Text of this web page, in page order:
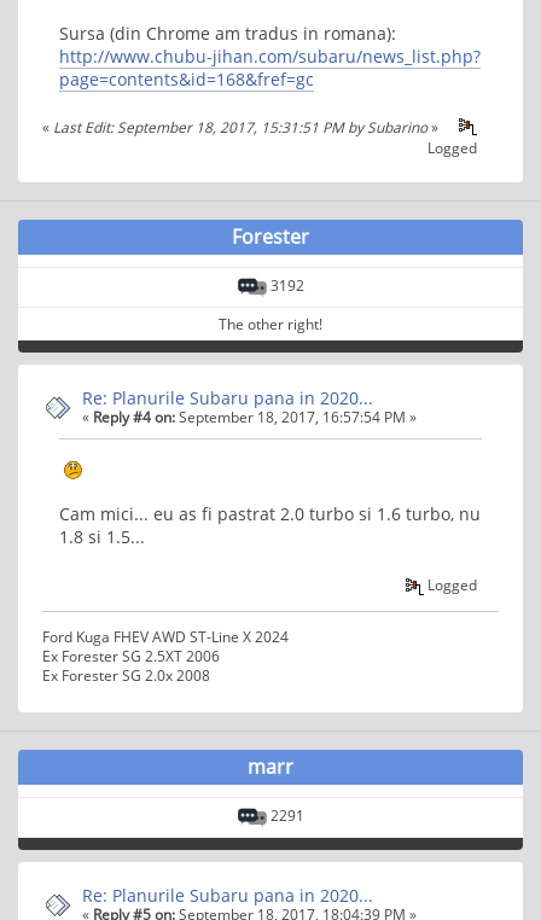
Sursa (din Chrome am tradus in romana):
http://www.chubu-jihan.com/subaru/news_list.php?
page=contents&id=168&fref=gc
« Last Edit: September 18, 2017, 15:31:51 PM by Subarino»
Logged
Forester
3192
The other right!
Re: Planurile Subaru pana in 2020...
« Reply #4 on:September 18, 2017, 16:57:54 PM »
Cam mici... eu as fi pastrat 2.0 turbo si 1.6 turbo, nu
1.8 si 1.5...
Logged
Ford Kuga FHEV AWD ST-Line X 2024
Ex Forester SG 2.5XT 2006
Ex Forester SG 2.0x 2008
marr
2291
Re: Planurile Subaru pana in 2020...
« Reply #5 on:September 18, 2017, 18:04:39 PM »